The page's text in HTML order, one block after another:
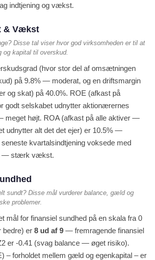
indtjening og vækst.
& Vækst
Disse tal viser hvor god virksomheden er til at
kapital til overskud.
(hvor stor del af omsætningen
på 9.8% — moderat, og en driftsmargin
og skat) på 40.0%. ROE (afkast på
godt selskabet udnytter aktionærernes
meget højt. ROA (afkast på alle aktiver —
udnytter alt det det ejer) er 10.5% —
kvartalsindtjening voksede med
— stærk vækst.
sundt? Disse mål vurderer balance, gæld og
problemer.
mål for finansiel sundhed på en skala fra 0
bedre) er 8 ud af 9 — fremragende finansiel
er -0.41 (svag balance — øget risiko).
– forholdet mellem gæld og egenkapital – er